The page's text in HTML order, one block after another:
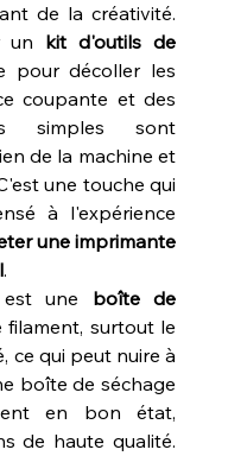
de la créativité.
un kit d'outils de
pour décoller les
coupante et des
simples sont
de la machine et
une touche qui
à l'expérience
une imprimante
.
est une boîte de
filament, surtout le
ce qui peut nuire à
boîte de séchage
en bon état,
de haute qualité.